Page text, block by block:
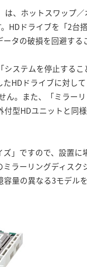
、ホットスワップ
HDドライブを「2台
タの破損を回避する
ステムを停止する
HDドライブに対し
ん。また、「ミラー
型HDユニットと同
ですので、設置に
ラーリングディスク
量の異なる3モデル